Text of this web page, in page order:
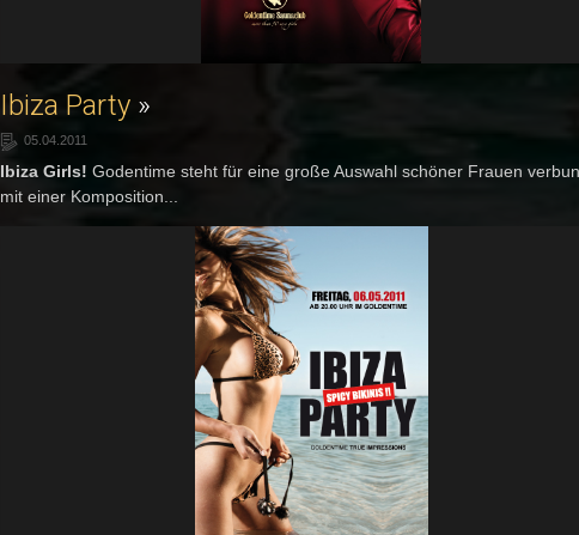
Ibiza Party »
05.04.2011
Ibiza Girls! Godentime steht für eine große Auswahl schöner Frauen
mit einer Komposition...